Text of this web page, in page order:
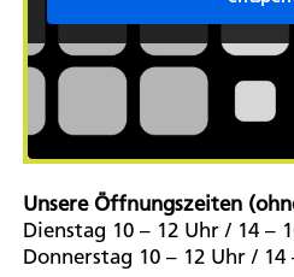
Unsere Öffnungszeiten
Dienstag 10 – 12 Uhr / 14 –
Donnerstag 10 – 12 Uhr / 14